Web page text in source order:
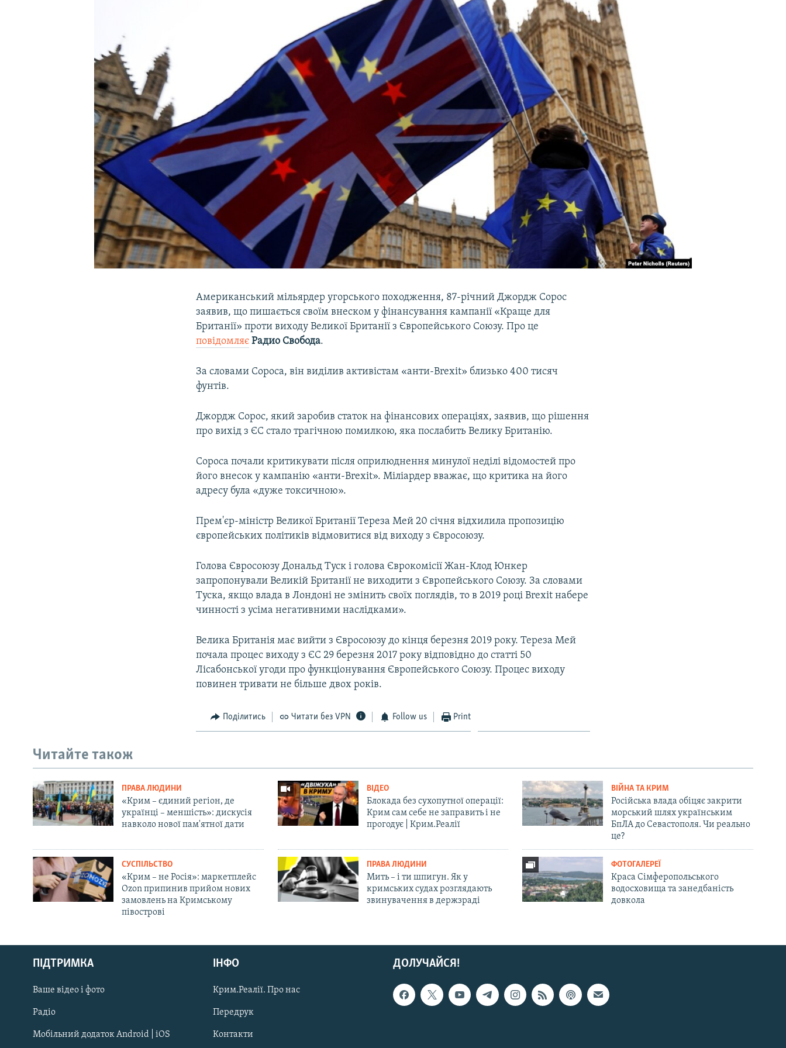
УКРАЇНСЬКА ПРОБЛЕМА КРИМУ
Русский
Qırımtatar
ДОЛУЧАЙСЯ!
Американський мільярдер угорського походження, 87-річний Джордж Сорос
заявив, що пишається своїм внеском у фінансування кампанії «Краще для
Британії» проти виходу Великої Британії з Європейського Союзу. Про це
повідомляє Радио Свобода.
За словами Сороса, він виділив активістам «анти-Brexit» близько 400 тисяч
фунтів.
Джордж Сорос, який заробив статок на фінансових операціях, заявив, що рішення
про вихід з ЄС стало трагічною помилкою, яка послабить Велику Британію.
Сороса почали критикувати після оприлюднення минулої неділі відомостей про
його внесок у кампанію «анти-Brexit». Міліардер вважає, що критика на його
адресу була «дуже токсичною».
Прем'єр-міністр Великої Британії Тереза Мей 20 січня відхилила пропозицію
європейських політиків відмовитися від виходу з Євросоюзу.
Голова Євросоюзу Дональд Туск і голова Єврокомісії Жан-Клод Юнкер
запропонували Великій Британії не виходити з Європейського Союзу. За словами
Туска, якщо влада в Лондоні не змінить своїх поглядів, то в 2019 році Brexit набере
чинності з усіма негативними наслідками».
Велика Британія має вийти з Євросоюзу до кінця березня 2019 року. Тереза Мей
почала процес виходу з ЄС 29 березня 2017 року відповідно до статті 50
Лісабонської угоди про функціонування Європейського Союзу. Процес виходу
повинен тривати не більше двох років.
Поділитись Читати без VPN Follow us Print
Читайте також
ПРАВА ЛЮДИНИ
«Крим – єдиний регіон, де
українці – меншість»: дискусія
навколо нової пам'ятної дати
ВІДЕО
Блокада без сухопутної операції:
Крим сам себе не заправить і не
прогодує | Крим.Реалії
ВІЙНА ТА КРИМ
Російська влада обіцяє закрити
морський шлях українським
БпЛА до Севастополя. Чи реально
це?
СУСПІЛЬСТВО
«Крим – не Росія»: маркетплейс
Ozon припинив прийом нових
замовлень на Кримському
півострові
ПРАВА ЛЮДИНИ
Мить – і ти шпигун. Як у
кримських судах розглядають
звинувачення в держзраді
ФОТОГАЛЕРЕЇ
Краса Сімферопольського
водосховища та занедбаність
довкола
ДОЛУЧАЙСЯ!
ПІДТРИМКА
Ваше відео і фото
Радіо
Мобільний додаток Android | iOS
ІНФО
Крим.Реалії. Про нас
Передрук
Контакти